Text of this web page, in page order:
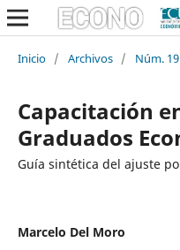
Inicio / Archivos / Núm.
Capacitación
Graduados
Guía sintética del ajuste
Marcelo Del Moro